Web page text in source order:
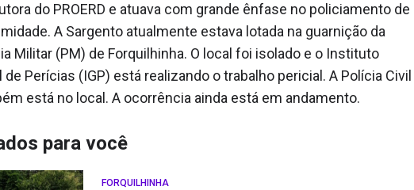
do PROERD e atuava com grande ênfase no policiamento de
A Sargento atualmente estava lotada na guarnição da
Militar (PM) de Forquilhinha. O local foi isolado e o Instituto
de Perícias (IGP) está realizando o trabalho pericial. A Polícia Civil
está no local. A ocorrência ainda está em andamento.
para você
FORQUILHINHA